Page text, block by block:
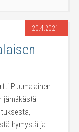
20.4.2021
Puumalainen
jämäkästä
hymystä ja